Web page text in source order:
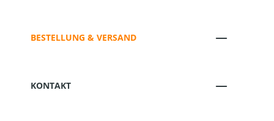
BESTELLUNG & VERSAND
KONTAKT